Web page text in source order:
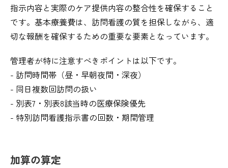
指示内容と実際のケア提供内容の整合性を確保すること
です。基本療養費は、訪問看護の質を担保しながら、適
切な報酬を確保するための重要な要素となっています。
管理者が特に注意すべきポイントは以下です。
- 訪問時間帯（昼・早朝夜間・深夜）
- 同日複数回訪問の扱い
- 別表7・別表8該当時の医療保険優先
- 特別訪問看護指示書の回数・期間管理
加算の算定